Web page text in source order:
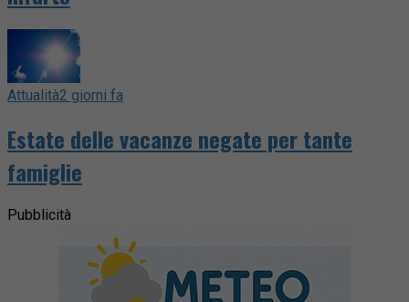
Attualità2 giorni fa
Estate delle vacanze negate per tante
famiglie
Pubblicità